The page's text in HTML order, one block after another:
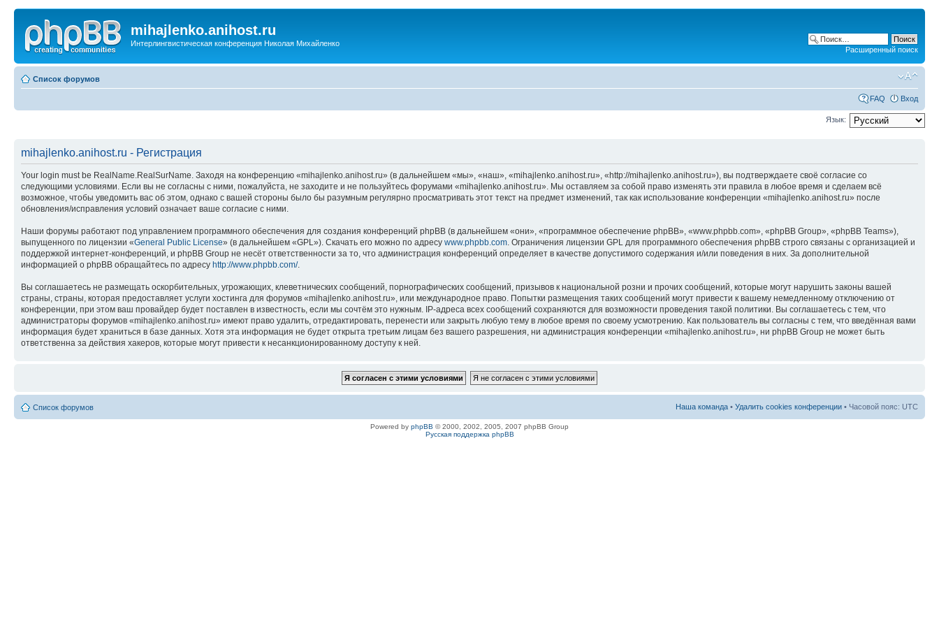
mihajlenko.anihost.ru
Интерлингвистическая конференция Николая Михайленко
Расширенный поиск
Список форумов
FAQ Вход
Язык:
mihajlenko.anihost.ru - Регистрация
Your login must be RealName.RealSurName. Заходя на конференцию «mihajlenko.anihost.ru» (в дальнейшем «мы», «наш», «mihajlenko.anihost.ru», «http://mihajlenko.anihost.ru»), вы подтверждаете своё согласие со
следующими условиями. Если вы не согласны с ними, пожалуйста, не заходите и не пользуйтесь форумами «mihajlenko.anihost.ru». Мы оставляем за собой право изменять эти правила в любое время и сделаем всё
возможное, чтобы уведомить вас об этом, однако с вашей стороны было бы разумным регулярно просматривать этот текст на предмет изменений, так как использование конференции «mihajlenko.anihost.ru» после
обновления/исправления условий означает ваше согласие с ними.
Наши форумы работают под управлением программного обеспечения для создания конференций phpBB (в дальнейшем «они», «программное обеспечение phpBB», «www.phpbb.com», «phpBB Group», «phpBB Teams»),
выпущенного по лицензии «General Public License» (в дальнейшем «GPL»). Скачать его можно по адресу www.phpbb.com. Ограничения лицензии GPL для программного обеспечения phpBB строго связаны с организацией и
поддержкой интернет-конференций, и phpBB Group не несёт ответственности за то, что администрация конференций определяет в качестве допустимого содержания и/или поведения в них. За дополнительной
информацией о phpBB обращайтесь по адресу http://www.phpbb.com/.
Вы соглашаетесь не размещать оскорбительных, угрожающих, клеветнических сообщений, порнографических сообщений, призывов к национальной розни и прочих сообщений, которые могут нарушить законы вашей
страны, страны, которая предоставляет услуги хостинга для форумов «mihajlenko.anihost.ru», или международное право. Попытки размещения таких сообщений могут привести к вашему немедленному отключению от
конференции, при этом ваш провайдер будет поставлен в известность, если мы сочтём это нужным. IP-адреса всех сообщений сохраняются для возможности проведения такой политики. Вы соглашаетесь с тем, что
администраторы форумов «mihajlenko.anihost.ru» имеют право удалить, отредактировать, перенести или закрыть любую тему в любое время по своему усмотрению. Как пользователь вы согласны с тем, что введённая вами
информация будет храниться в базе данных. Хотя эта информация не будет открыта третьим лицам без вашего разрешения, ни администрация конференции «mihajlenko.anihost.ru», ни phpBB Group не может быть
ответственна за действия хакеров, которые могут привести к несанкционированному доступу к ней.
Список форумов Наша команда • Удалить cookies конференции • Часовой пояс: UTC
Powered by phpBB © 2000, 2002, 2005, 2007 phpBB Group
Русская поддержка phpBB